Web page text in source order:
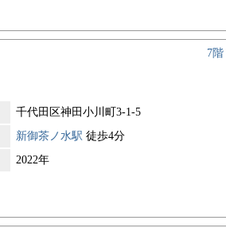
7階
千代田区神田小川町3-1-5
新御茶ノ水駅 徒歩4分
2022年